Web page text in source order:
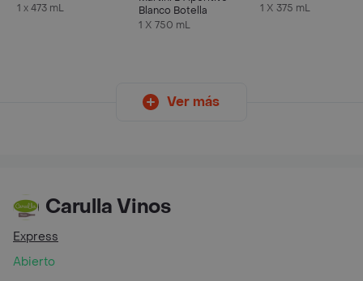
Mango
1 x 473 mL
Blanco Botella
1 X 750 mL
375 ml
1 X 375 mL
Ver más
Carulla Vinos
Express
Abierto